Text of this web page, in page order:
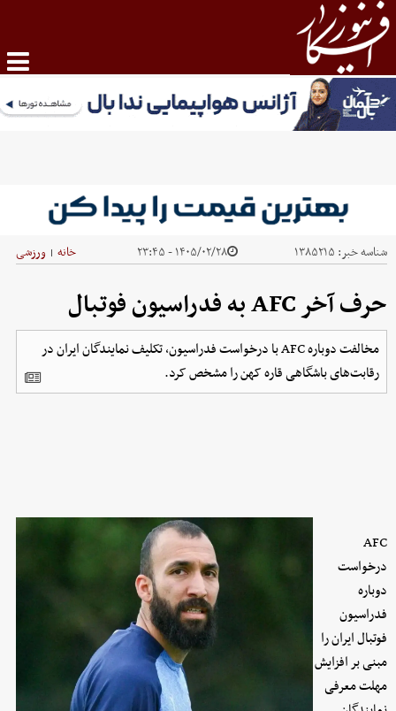
شناسه خبر: ۱۳۸۵۲۱۵ ۱۴۰۵/۰۲/۲۸ - ۲۳:۴۵ خانه | ورزشی
حرف آخر AFC به فدراسیون فوتبال
مخالفت دوباره AFC با درخواست فدراسیون، تکلیف نمایندگان ایران در
رقابت‌های باشگاهی قاره کهن را مشخص کرد.
AFC
درخواست
دوباره
فدراسیون
فوتبال ایران را
مبنی بر افزایش
مهلت معرفی